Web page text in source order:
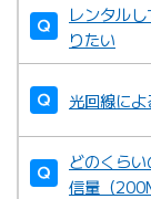
レンタル
りたい
光回線に
どのくら
信量（